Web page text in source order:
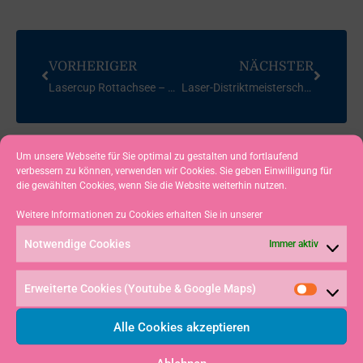
Um unsere Webseite für Sie optimal zu gestalten und fortlaufend
verbessern zu können, verwenden wir Cookies. Sie geben Einwilligung für
die gewählten Cookies, wenn Sie die Website weiterhin nutzen.
Weitere Informationen zu Cookies erhalten Sie in unserer
Notwendige Cookies Immer aktiv
Erweiterte Cookies (Youtube & Google Maps)
Alle Cookies akzeptieren
VORHERIGER
Lasercup Rottachsee – 2014
NÄCHSTER
Laser-Distriktmeisterschaft Süd 2014